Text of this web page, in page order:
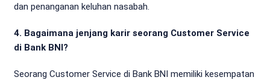
dan penanganan keluhan nasabah.
4. Bagaimana jenjang karir seorang Customer Service
di Bank BNI?
Seorang Customer Service di Bank BNI memiliki kesempatan